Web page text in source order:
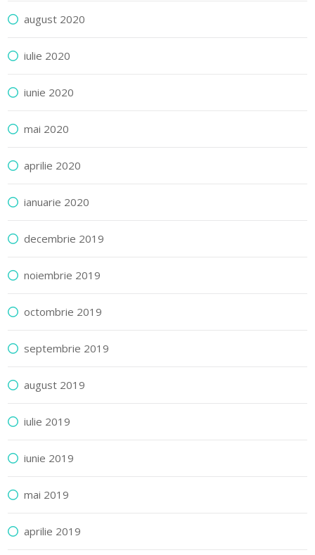
august 2020
iulie 2020
iunie 2020
mai 2020
aprilie 2020
ianuarie 2020
decembrie 2019
noiembrie 2019
octombrie 2019
septembrie 2019
august 2019
iulie 2019
iunie 2019
mai 2019
aprilie 2019